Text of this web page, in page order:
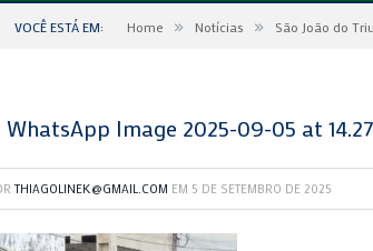
VOCÊ ESTÁ EM: Home » Notícias » São João do
WhatsApp Image 2025-09-05 at
THIAGOLINEK@GMAIL.COM EM 5 DE SETEMBRO DE 2025